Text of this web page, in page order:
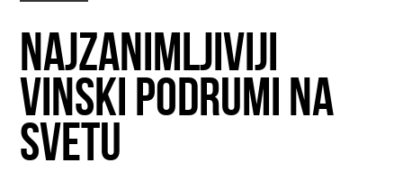
NAJZANIMLJIVIJI
VINSKI PODRUMI NA
SVETU